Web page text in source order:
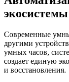
экосистемы
Современные
другими
умных часов,
создает единую
и восстановления.